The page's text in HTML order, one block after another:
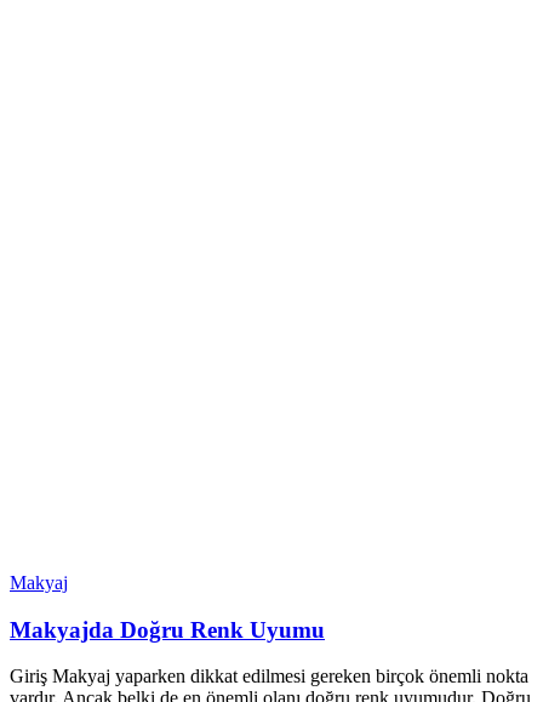
Makyaj
Makyajda Doğru Renk Uyumu
Giriş Makyaj yaparken dikkat edilmesi gereken birçok önemli nokta